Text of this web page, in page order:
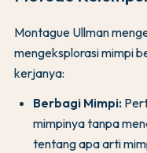
Montague Ullman
mengeksplorasi mimpi
kerjanya:
Berbagi Mimpi:
mimpinya tanpa
tentang apa arti